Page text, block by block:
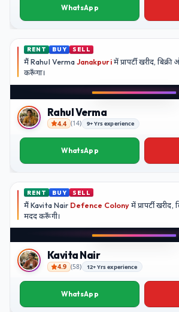
WhatsApp
RENT BUY SELL
मैंRahul Verma Janakpuriमें प्रापर्टी खरीद,
करूँगा।
Rahul Verma
Rahul Verma
4.4 (14) 9+ Yrs experience
WhatsApp
RENT BUY SELL
मैंKavita Nair Defence Colonyमें प्रापर्टी
मददकरूँगी।
Kavita Nair
Kavita Nair
4.9 (58) 12+ Yrs experience
WhatsApp